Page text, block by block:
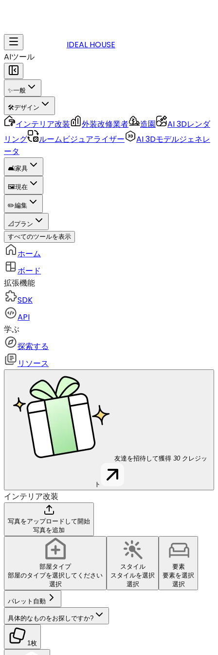
IDEAL HOUSE
AIツール
✨一般
🛠️デザイン
インテリア改装 外装改修業者 造園
AI 3Dレンダ
リング
ルームビジュアライザー
AI 3Dモデルジェネレ
ータ
🛋️家具
🖼️現在
✏️編集
📐 プラン
すべてのツールを表示
ホーム
ボード
拡張機能
SDK
API
学ぶ
探索する
リソース
友達を招待して獲得 30 クレジッ
ト
インテリア改装
写真をアップロードして開始
写真を追加
部屋タイプ
部屋のタイプを選択してください
選択
スタイル
スタイルを選択
選択
要素
要素を選択
選択
パレット 自動
具体的なものをお探しですか?
1枚